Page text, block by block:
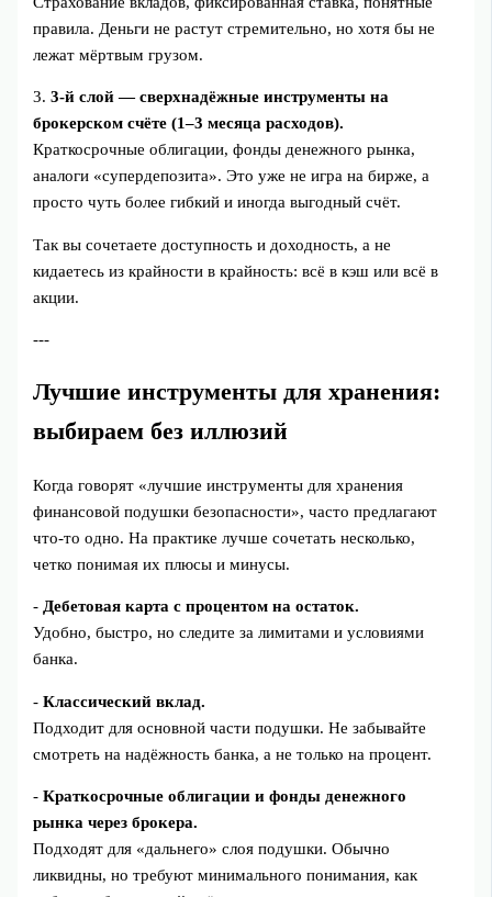
правила. Деньги не растут стремительно, но хотя бы не
лежат мёртвым грузом.
3.3-й слой — сверхнадёжные инструменты на
брокерском счёте (1–3 месяца расходов).
Краткосрочные облигации, фонды денежного рынка,
аналоги «супердепозита». Это уже не игра на бирже, а
просто чуть более гибкий и иногда выгодный счёт.
Так вы сочетаете доступность и доходность, а не
кидаетесь из крайности в крайность: всё в кэш или всё в
акции.
---
Лучшие инструменты для хранения:
выбираем без иллюзий
Когда говорят «лучшие инструменты для хранения
финансовой подушки безопасности», часто предлагают
что-то одно. На практике лучше сочетать несколько,
четко понимая их плюсы и минусы.
- Дебетовая карта с процентом на остаток.
Удобно, быстро, но следите за лимитами и условиями
банка.
-Классический вклад.
Подходит для основной части подушки. Не забывайте
смотреть на надёжность банка, а не только на процент.
-Краткосрочные облигации и фонды денежного
рынка через брокера.
Подходят для «дальнего» слоя подушки. Обычно
ликвидны, но требуют минимального понимания, как